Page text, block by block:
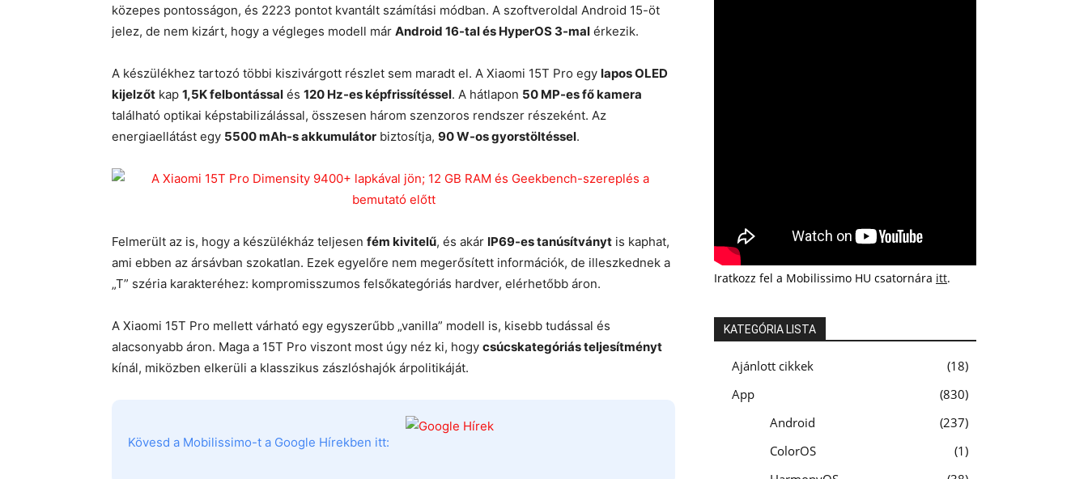
közepes pontosságon, és 2223 pontot kvantált számítási módban. A szoftveroldal Android 15-öt
jelez, de nem kizárt, hogy a végleges modell már Android 16-tal és HyperOS 3-mal érkezik.
A készülékhez tartozó többi kiszivárgott részlet sem maradt el. A Xiaomi 15T Pro egy lapos OLED
kijelzőt kap 1,5K felbontással és 120 Hz-es képfrissítéssel. A hátlapon 50 MP-es fő kamera
található optikai képstabilizálással, összesen három szenzoros rendszer részeként. Az
energiaellátást egy 5500 mAh-s akkumulátor biztosítja, 90 W-os gyorstöltéssel.
Felmerült az is, hogy a készülékház teljesen fém kivitelű, és akár IP69-es tanúsítványt is kaphat,
ami ebben az ársávban szokatlan. Ezek egyelőre nem megerősített információk, de illeszkednek a
„T” széria karakteréhez: kompromisszumos felsőkategóriás hardver, elérhetőbb áron.
A Xiaomi 15T Pro mellett várható egy egyszerűbb „vanilla” modell is, kisebb tudással és
alacsonyabb áron. Maga a 15T Pro viszont most úgy néz ki, hogy csúcskategóriás teljesítményt
kínál, miközben elkerüli a klasszikus zászlóshajók árpolitikáját.
Kövesd a Mobilissimo-t a Google Hírekben itt:
Iratkozz fel a Mobilissimo HU csatornára itt.
KATEGÓRIA LISTA
Ajánlott cikkek
18
App
830
Android
237
ColorOS
1